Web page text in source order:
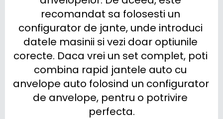
recomandat sa folosesti un
configurator de jante, unde introduci
datele masinii si vezi doar optiunile
corecte. Daca vrei un set complet, poti
combina rapid jantele auto cu
anvelope auto folosind un configurator
de anvelope, pentru o potrivire
perfecta.